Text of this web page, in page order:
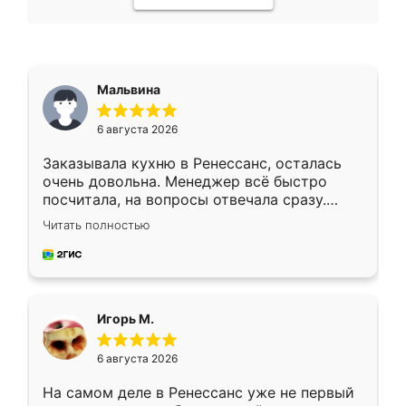
Мальвина
6 августа 2026
Заказывала кухню в Ренессанс, осталась
очень довольна. Менеджер всё быстро
посчитала, на вопросы отвечала сразу.
Замерщик приехал в субботу, подошёл к
делу со всей ответственностью. Собрали
за день, ребята работали аккуратно, даже
Читать полностью
Игорь М.
6 августа 2026
На самом деле в Ренессанс уже не первый